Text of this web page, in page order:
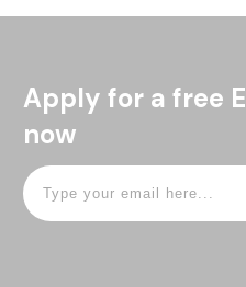
Apply for a free
now